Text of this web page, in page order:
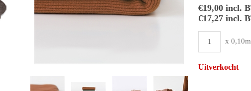
€19,00 incl.
€17,27 incl.
x 0,10m
Uitverkocht